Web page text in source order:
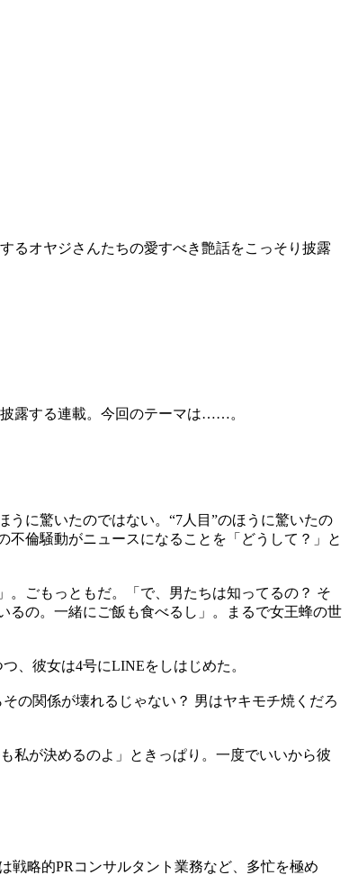
るオヤジさんたちの愛すべき艶話をこっそり披露
露する連載。今回のテーマは……。
うに驚いたのではない。“7人目”のほうに驚いたの
倫騒動がニュースになることを「どうして？」と
。ごもっともだ。「で、男たちは知ってるの？ そ
るの。一緒にご飯も食べるし」。まるで女王蜂の世
、彼女は4号にLINEをしはじめた。
の関係が壊れるじゃない？ 男はヤキモチ焼くだろ
私が決めるのよ」ときっぱり。一度でいいから彼
戦略的PRコンサルタント業務など、多忙を極め